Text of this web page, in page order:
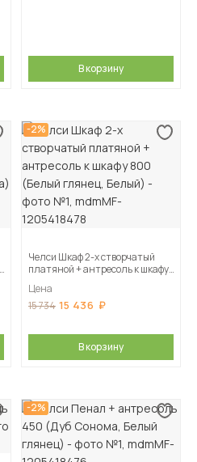
В корзину
-2%
Челси Шкаф 2-х створчатый
платяной + антресоль к шкафу
Цена
15 734 15 436
В корзину
-2%